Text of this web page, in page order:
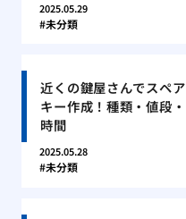
2025.05.29
未分類
近くの鍵屋さんでスペア
キー作成！種類・値段・
時間
2025.05.28
未分類